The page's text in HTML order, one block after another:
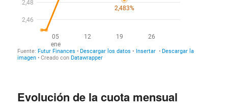
Evolución de la cuota mensual